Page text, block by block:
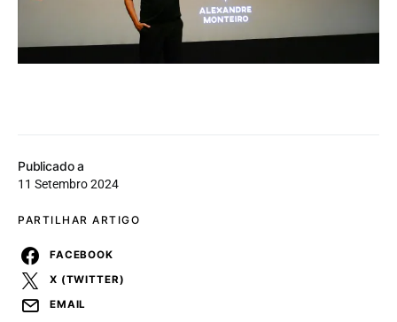
Publicado a
11 Setembro 2024
PARTILHAR ARTIGO
FACEBOOK
X (TWITTER)
EMAIL